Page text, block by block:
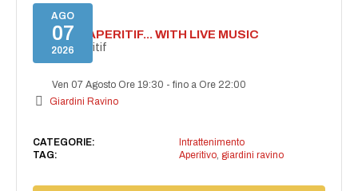
AGO
07
2026
SECRET APERITIF... WITH LIVE MUSIC
Secret aperitif
Ven 07 Agosto Ore 19:30 -fino a Ore 22:00
Giardini Ravino
CATEGORIE:
Intrattenimento
TAG:
Aperitivo, giardini ravino